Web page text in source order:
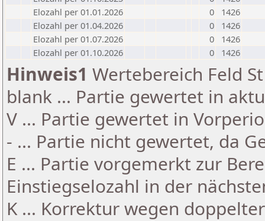
Elozahl per 01.01.2026
0
1426
Elozahl per 01.04.2026
0
1426
Elozahl per 01.07.2026
0
1426
Elozahl per 01.10.2026
0 1426
Hinweis1 Wertebereich Feld
blank ... Partie gewertet in
V ... Partie gewertet in
- ... Partie nicht gewertet, da
E ... Partie vorgemerkt zur
Einstiegselozahl in der
K ... Korrektur wegen